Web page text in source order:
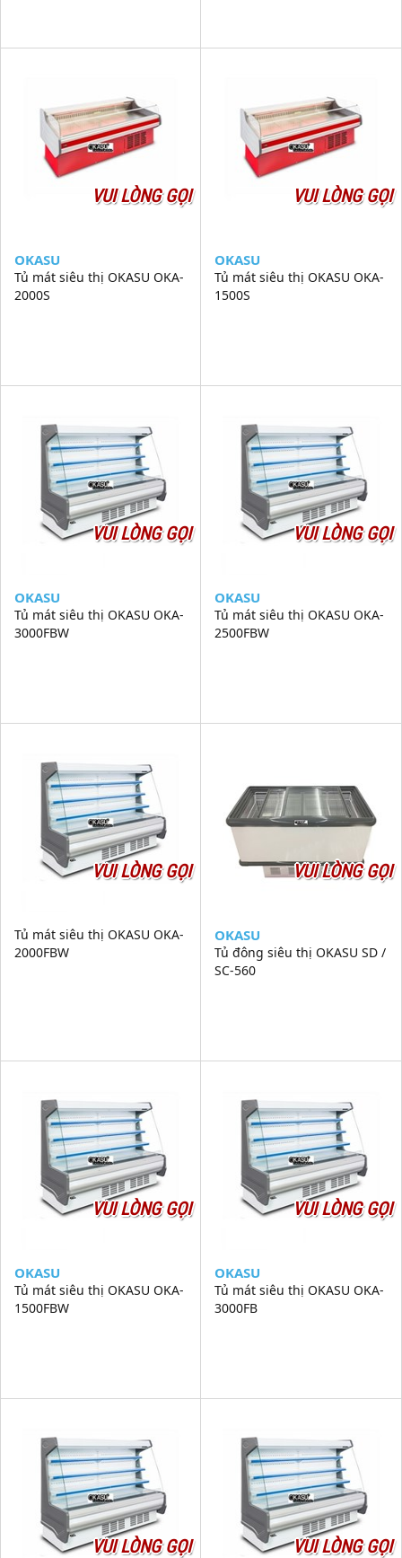
VUI LÒNG GỌI
OKASU
Tủ mát siêu thị OKASU OKA-
2000S
VUI LÒNG GỌI
OKASU
Tủ mát siêu thị OKASU OKA-
1500S
VUI LÒNG GỌI
OKASU
Tủ mát siêu thị OKASU OKA-
3000FBW
VUI LÒNG GỌI
OKASU
Tủ mát siêu thị OKASU OKA-
2500FBW
VUI LÒNG GỌI
Tủ mát siêu thị OKASU OKA-
2000FBW
VUI LÒNG GỌI
OKASU
Tủ đông siêu thị OKASU SD /
SC-560
VUI LÒNG GỌI
OKASU
Tủ mát siêu thị OKASU OKA-
1500FBW
VUI LÒNG GỌI
OKASU
Tủ mát siêu thị OKASU OKA-
3000FB
VUI LÒNG GỌI VUI LÒNG GỌI